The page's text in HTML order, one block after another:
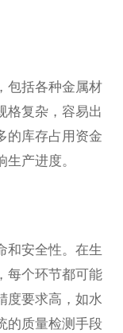
包括各种金属材
格复杂，容易出
的库存占用资金
产进度。
和安全性。在生
每个环节都可能
度要求高，如水
的质量检测手段